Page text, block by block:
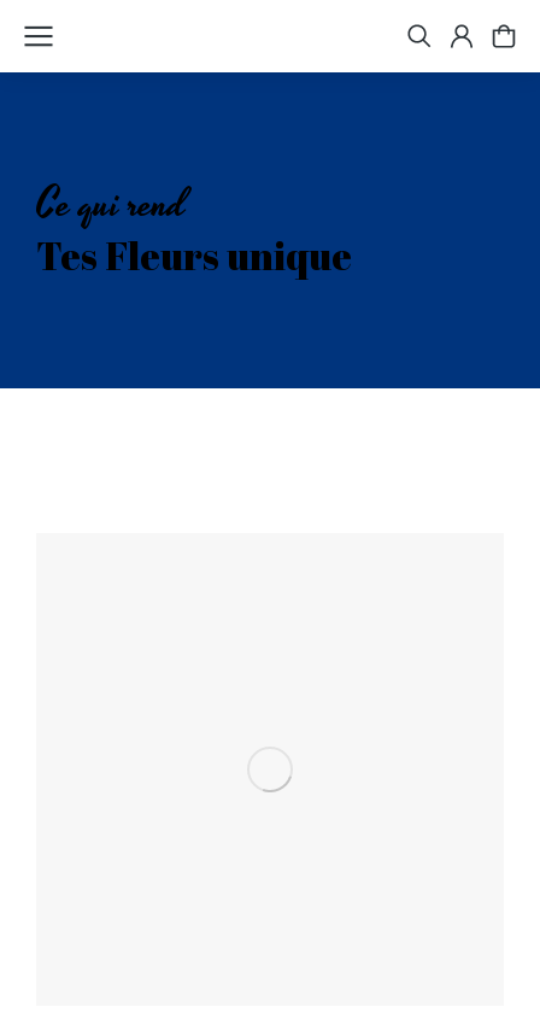
Ce qui rend
Tes Fleurs unique